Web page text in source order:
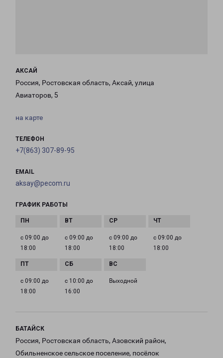
АКСАЙ
Россия, Ростовская область, Аксай, улица
Авиаторов, 5
на карте
ТЕЛЕФОН
+7(863) 307-89-95
EMAIL
aksay@pecom.ru
ГРАФИК РАБОТЫ
с 09:00 до
18:00
с 09:00 до
18:00
с 09:00 до
18:00
с 09:00 до
18:00
с 09:00 до
18:00
с 10:00 до
16:00
Выходной
БАТАЙСК
Россия, Ростовская область, Азовский район,
Обильненское сельское поселение, посёлок